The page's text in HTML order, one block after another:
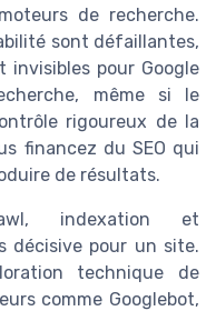
de recherche.
sont défaillantes,
invisibles pour Google
même si le
rigoureux de la
financez du SEO qui
de résultats.
indexation et
décisive pour un site.
technique de
comme Googlebot,